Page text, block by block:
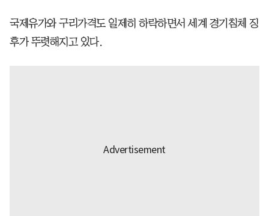
국제유가와 구리가격도 일제히 하락하면서 세계 경기침체 징
후가 뚜렷해지고 있다.